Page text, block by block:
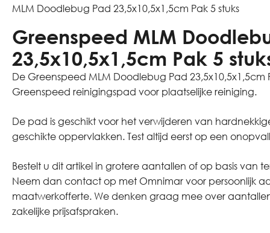
MLM Doodlebug Pad 23,5x10,5x1,5cm Pak 5 stuks
Greenspeed MLM
23,5x10,5x1,5cm Pak 5
De Greenspeed MLM Doodlebug Pad 23,5x10,5x1,5cm
Greenspeed reinigingspad voor plaatselijke reiniging.
De pad is geschikt voor het verwijderen van
geschikte oppervlakken. Test altijd eerst op een
Bestelt u dit artikel in grotere aantallen of op basis van
Neem dan contact op met Omnimar voor persoonlijk
maatwerkofferte. We denken graag mee over
zakelijke prijsafspraken.